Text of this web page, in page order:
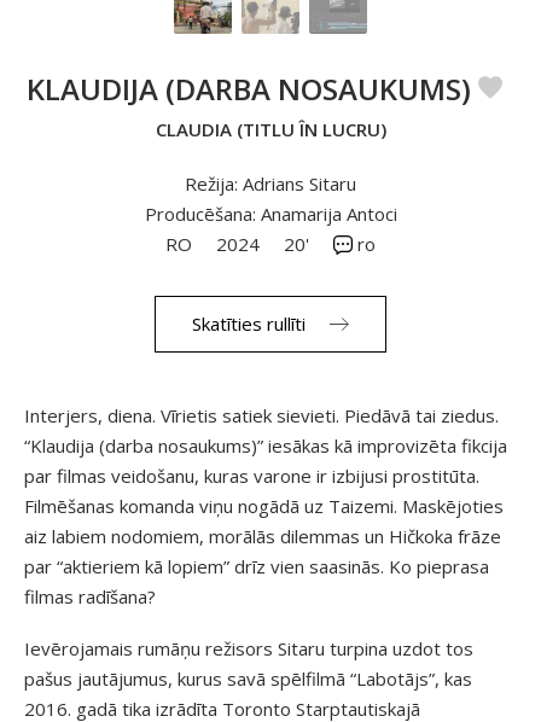
KLAUDIJA (DARBA NOSAUKUMS)
CLAUDIA (TITLU ÎN LUCRU)
Režija: Adrians Sitaru
Producēšana: Anamarija Antoci
RO
2024 20' ro
Skatīties rullīti
Interjers, diena. Vīrietis satiek sievieti. Piedāvā tai ziedus.
“Klaudija (darba nosaukums)” iesākas kā improvizēta fikcija
par filmas veidošanu, kuras varone ir izbijusi prostitūta.
Filmēšanas komanda viņu nogādā uz Taizemi. Maskējoties
aiz labiem nodomiem, morālās dilemmas un Hičkoka frāze
par “aktieriem kā lopiem” drīz vien saasinās. Ko pieprasa
filmas radīšana?
Ievērojamais rumāņu režisors Sitaru turpina uzdot tos
pašus jautājumus, kurus savā spēlfilmā “Labotājs”, kas
2016. gadā tika izrādīta Toronto Starptautiskajā